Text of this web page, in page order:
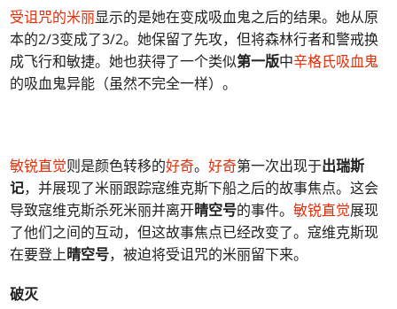
受诅咒的米丽显示的是她在变成吸血鬼之后的结果。她从原
本的2/3变成了3/2。她保留了先攻，但将森林行者和警戒换
成飞行和敏捷。她也获得了一个类似第一版中辛格氏吸血鬼
的吸血鬼异能（虽然不完全一样）。
敏锐直觉则是颜色转移的好奇。好奇第一次出现于出瑞斯
记，并展现了米丽跟踪寇维克斯下船之后的故事焦点。这会
导致寇维克斯杀死米丽并离开晴空号的事件。敏锐直觉展现
了他们之间的互动，但这故事焦点已经改变了。寇维克斯现
在要登上晴空号，被迫将受诅咒的米丽留下来。
破灭